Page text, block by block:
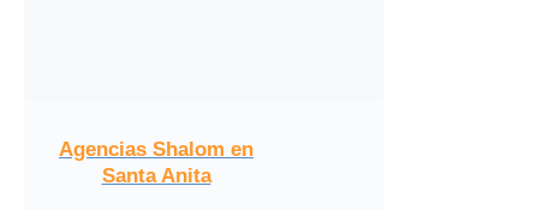
Agencias Shalom en
Santa Anita